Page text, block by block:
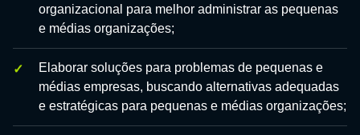
organizacional para melhor administrar as pequenas
e médias organizações;
Elaborar soluções para problemas de pequenas e
médias empresas, buscando alternativas adequadas
e estratégicas para pequenas e médias organizações;